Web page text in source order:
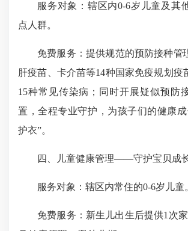
服务对象：辖区内0-6岁儿童及其
点人群。
免费服务：提供规范的预防接种管
肝疫苗、卡介苗等14种国家免疫规划疫
15种常见传染病；同时开展疑似预防
置，全程专业守护，为孩子们的健康
护衣”。
四、儿童健康管理——守护宝贝成
服务对象：辖区内常住的0-6岁儿童
免费服务：新生儿出生后提供1次